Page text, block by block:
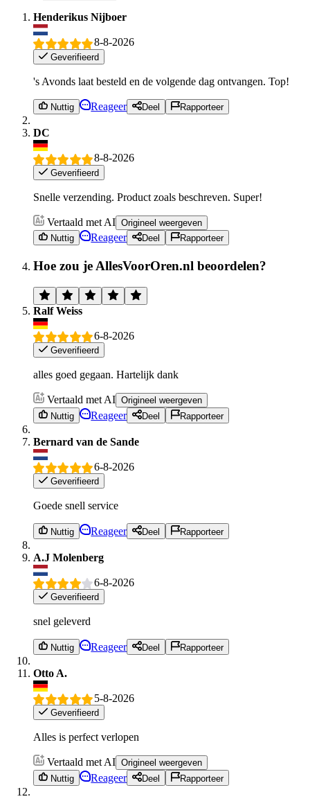
Henderikus Nijboer
8-8-2026
Geverifieerd
's Avonds laat besteld en de volgende dag ontvangen. Top!
Nuttig Reageer Deel Rapporteer
DC
8-8-2026
Geverifieerd
Snelle verzending. Product zoals beschreven. Super!
Vertaald met AI Origineel weergeven
Nuttig
Reageer Deel Rapporteer
Hoe zou je AllesVoorOren.nl beoordelen?
Ralf Weiss
6-8-2026
Geverifieerd
alles goed gegaan. Hartelijk dank
Vertaald met AI Origineel weergeven
Nuttig
Reageer Deel Rapporteer
Bernard van de Sande
6-8-2026
Geverifieerd
Goede snell service
Nuttig Reageer Deel Rapporteer
A.J Molenberg
6-8-2026
Geverifieerd
snel geleverd
Nuttig Reageer Deel Rapporteer
Otto A.
5-8-2026
Geverifieerd
Alles is perfect verlopen
Vertaald met AI Origineel weergeven
Nuttig
Reageer Deel Rapporteer